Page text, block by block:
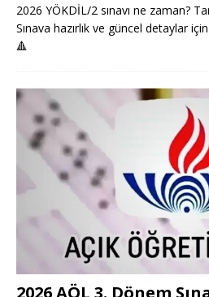
2026 YÖKDİL/2 sınavı ne zaman?
Sınava hazırlık ve güncel detaylar
🔺
2026 AÖL 3. Dönem